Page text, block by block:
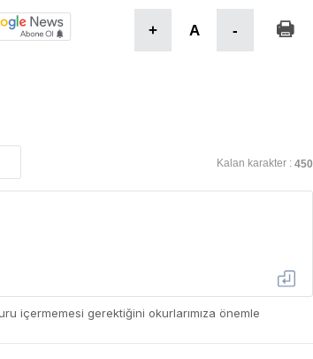
+ A -
Kalan karakter : 450
içermemesi gerektiğini okurlarımıza önemle